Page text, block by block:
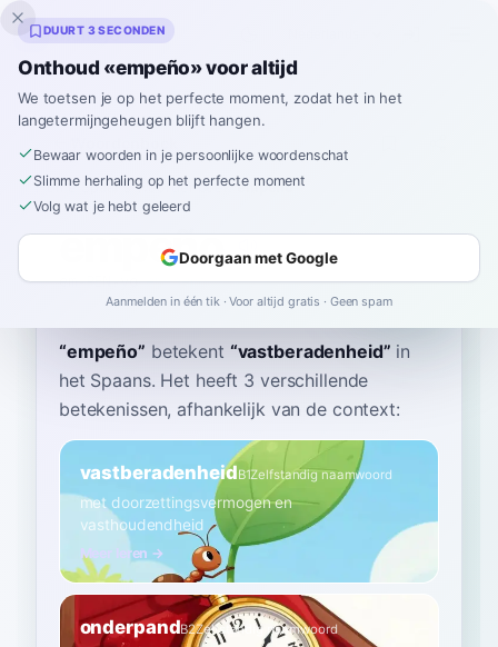
Inklingo
Home› Spaans›Woordenboek›empeño
empeño
em-PEN-yo emˈpeɲo
“empeño” betekent “vastberadenheid” in
het Spaans. Het heeft 3 verschillende
betekenissen, afhankelijk van de context:
vastberadenheidB1Zelfstandig naamwoord
met doorzettingsvermogen en
vasthoudendheid
Meer leren →
onderpandB2Zelfstandig naamwoord
DUURT 3 SECONDEN
Onthoud «empeño» voor altijd
We toetsen je op het perfecte moment, zodat het in het
langetermijngeheugen blijft hangen.
Bewaar woorden in je persoonlijke woordenschat
Slimme herhaling op het perfecte moment
Volg wat je hebt geleerd
Doorgaan met Google
Aanmelden in één tik · Voor altijd gratis · Geen spam